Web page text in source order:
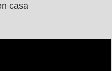
casa